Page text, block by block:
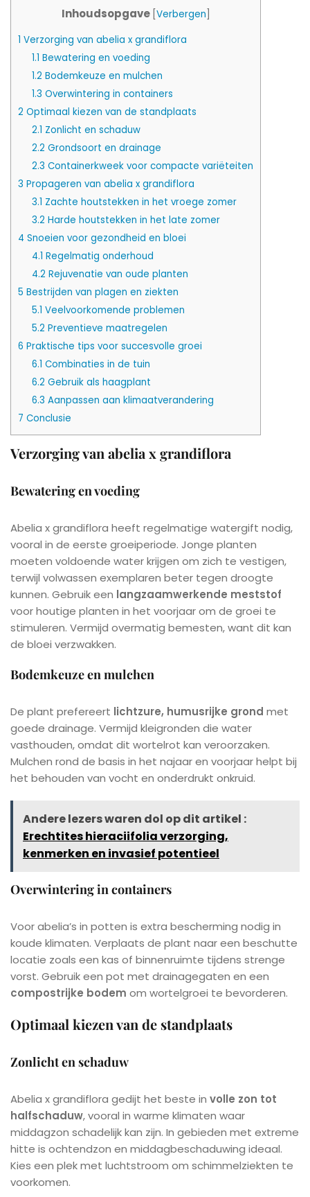
Inhoudsopgave Verbergen
1 Verzorging van abelia x grandiflora
1.1 Bewatering en voeding
1.2 Bodemkeuze en mulchen
1.3 Overwintering in containers
2 Optimaal kiezen van de standplaats
2.1 Zonlicht en schaduw
2.2 Grondsoort en drainage
2.3 Containerkweek voor compacte variëteiten
3 Propageren van abelia x grandiflora
3.1 Zachte houtstekken in het vroege zomer
3.2 Harde houtstekken in het late zomer
4 Snoeien voor gezondheid en bloei
4.1 Regelmatig onderhoud
4.2 Rejuvenatie van oude planten
5 Bestrijden van plagen en ziekten
5.1 Veelvoorkomende problemen
5.2 Preventieve maatregelen
6 Praktische tips voor succesvolle groei
6.1 Combinaties in de tuin
6.2 Gebruik als haagplant
6.3 Aanpassen aan klimaatverandering
7 Conclusie
Verzorging van abelia x grandiflora
Bewatering en voeding
Abelia x grandiflora heeft regelmatige watergift nodig,
vooral in de eerste groeiperiode. Jonge planten
moeten voldoende water krijgen om zich te vestigen,
terwijl volwassen exemplaren beter tegen droogte
kunnen. Gebruik een langzaamwerkende meststof
voor houtige planten in het voorjaar om de groei te
stimuleren. Vermijd overmatig bemesten, want dit kan
de bloei verzwakken.
Bodemkeuze en mulchen
De plant prefereert lichtzure, humusrijke grond met
goede drainage. Vermijd kleigronden die water
vasthouden, omdat dit wortelrot kan veroorzaken.
Mulchen rond de basis in het najaar en voorjaar helpt bij
het behouden van vocht en onderdrukt onkruid.
Andere lezers waren dol op dit artikel :
Erechtites hieraciifolia verzorging,
kenmerken en invasief potentieel
Overwintering in containers
Voor abelia’s in potten is extra bescherming nodig in
koude klimaten. Verplaats de plant naar een beschutte
locatie zoals een kas of binnenruimte tijdens strenge
vorst. Gebruik een pot met drainagegaten en een
compostrijke bodem om wortelgroei te bevorderen.
Optimaal kiezen van de standplaats
Zonlicht en schaduw
Abelia x grandiflora gedijt het beste in volle zon tot
halfschaduw, vooral in warme klimaten waar
middagzon schadelijk kan zijn. In gebieden met extreme
hitte is ochtendzon en middagbeschaduwing ideaal.
Kies een plek met luchtstroom om schimmelziekten te
voorkomen.